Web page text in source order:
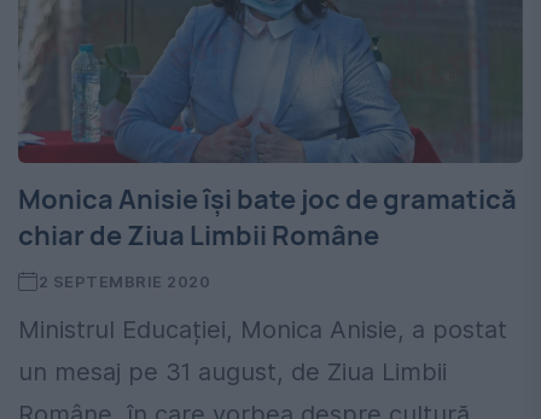
Monica Anisie își bate joc de gramatică
chiar de Ziua Limbii Române
2 SEPTEMBRIE 2020
Ministrul Educației, Monica Anisie, a postat
un mesaj pe 31 august, de Ziua Limbii